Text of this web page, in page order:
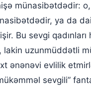
münasibətdədir:
ya da
Bu sevgi
lakin uzunmüddətli
ənənəvi evlilik
sevgili”